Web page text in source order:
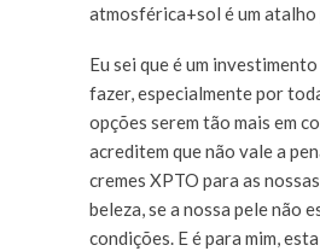
atmosférica+sol é um atalho
Eu sei que é um
fazer, especialmente por
opções serem tão mais em
acreditem que não vale a
cremes XPTO para as
beleza, se a nossa pele não
condições. E é para mim,